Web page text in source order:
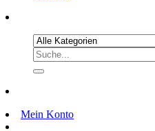
Mein Konto